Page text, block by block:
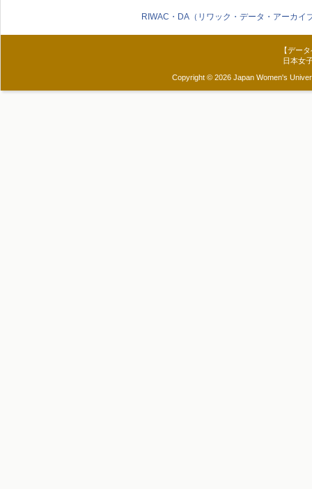
RIWAC・DA（リワック・データ・アーカイ
【デー
日本女
Copyright © 2026 Japan Women's